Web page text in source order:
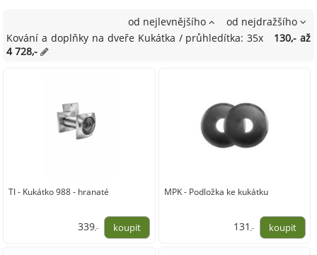
od nejlevnějšího
od nejdražšího
Kování a doplňky na dveře Kukátka / průhledítka: 35x
130,- až
4 728,-
TI - Kukátko 988 - hranaté
339,-
MPK - Podložka ke kukátku
131 ,-